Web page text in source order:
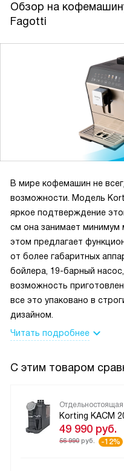
степеней помола дают
вкус, а регулировка
Обзор на
Fagotti
В мире кофемашин не
возможности. Модель
яркое подтверждение
см она занимает минимум
этом предлагает
от более габаритных
бойлера, 19-барный
возможность
все это упаковано в
дизайном.
Читать подробнее
С этим товаром
Korting KACM
49 990 руб.
56 990 руб. -12%